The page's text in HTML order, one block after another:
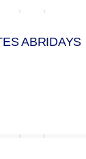
ABRIDAYS